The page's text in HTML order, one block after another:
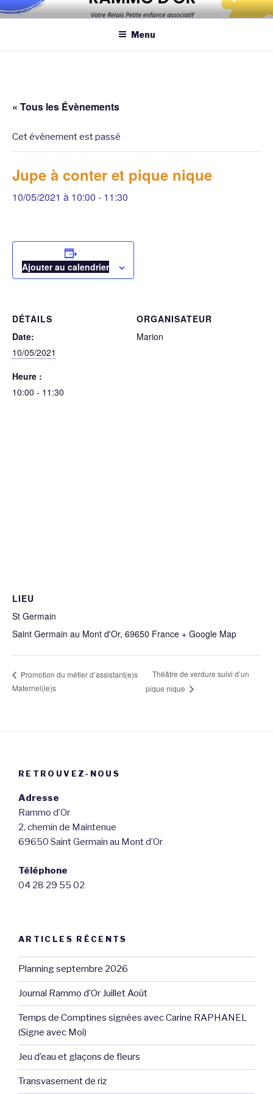
Aller
au
principal
Association qui a pour objectif d’améliorer les conditions et la
assistantes maternelles et/ou au domicile des parents
Menu
« Tous les Évènements
Cet évènement est passé
Jupe à conter et pique nique
10/05/2021 à 10:00 - 11:30
Ajouter au calendrier
DÉTAILS
Date:
10/05/2021
Heure :
10:00 - 11:30
ORGANISATEUR
Marion
LIEU
St Germain
Saint Germain au Mont d'Or, 69650 France + Google Map
Promotion du métier d’assistant(e)s
Maternel(le)s
Théâtre de verdure suivi d’un
pique nique
RETROUVEZ-NOUS
Adresse
Rammo d’Or
2, chemin de Maintenue
69650 Saint Germain au Mont d’Or
Téléphone
04 28 29 55 02
ARTICLES RÉCENTS
Planning septembre 2026
Journal Rammo d’Or Juillet Août
Temps de Comptines signées avec Carine RAPHANEL
(Signe avec Moi)
Jeu d’eau et glaçons de fleurs
Transvasement de riz